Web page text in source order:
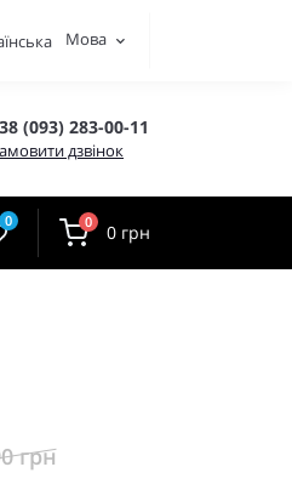
Мова
(093) 283-00-11
дзвінок
0 0 0 грн
грн